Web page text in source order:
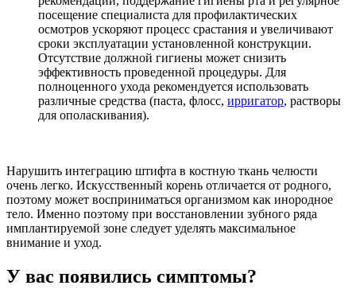
посещение специалиста для профилактических
осмотров ускоряют процесс срастания и увеличивают
сроки эксплуатации установленной конструкции.
Отсутствие должной гигиены может снизить
эффективность проведенной процедуры. Для
полноценного ухода рекомендуется использовать
различные средства (паста, флосс, ирригатор, растворы
для ополаскивания).
Нарушить интеграцию штифта в костную ткань челюсти
очень легко. Искусственный корень отличается от родного,
поэтому может восприниматься организмом как инородное
тело. Именно поэтому при восстановлении зубного ряда
имплантируемой зоне следует уделять максимальное
внимание и уход.
У вас появились симптомы?